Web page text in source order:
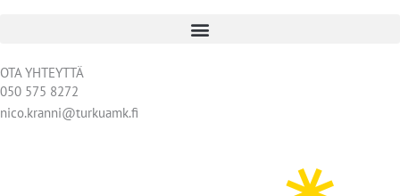
OTA YHTEYTTÄ
050 575 8272
nico.kranni@turkuamk.fi